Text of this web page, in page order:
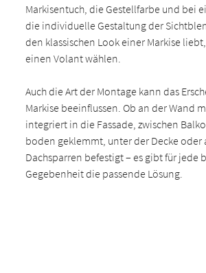
Markisentuch, die Gestellfarbe und bei
die individuelle Gestaltung der
den klassischen Look einer Markise
einen Volant wählen.
Auch die Art der Montage kann das
Markise beeinflussen. Ob an der Wand
integriert in die Fassade, zwischen
boden geklemmt, unter der Decke oder
Dachsparren befestigt – es gibt für jede
Gegebenheit die passende Lösung.